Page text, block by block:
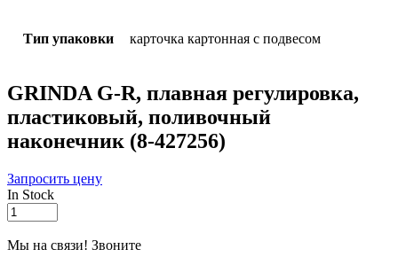
Тип упаковки карточка картонная с подвесом
GRINDA G-R, плавная регулировка,
пластиковый, поливочный
наконечник (8-427256)
Запросить цену
In Stock
GRINDA
G-
R,
Мы на связи! Звоните